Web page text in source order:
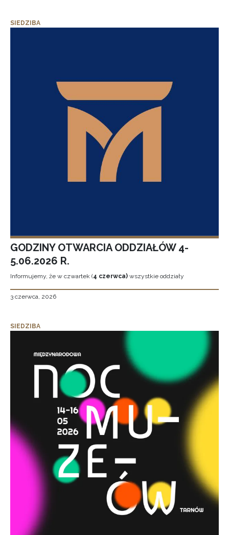
SIEDZIBA
GODZINY OTWARCIA ODDZIAŁÓW 4-
5.06.2026 R.
Informujemy, że w czwartek (4 czerwca) wszystkie oddziały
3 czerwca, 2026
SIEDZIBA